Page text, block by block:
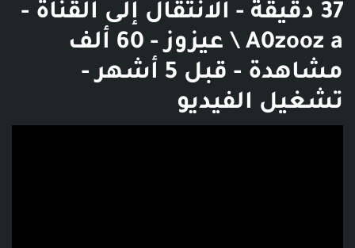
37 دقيقة - الانتقال إلى القناة -
A0zooz a \ عيزوز - 60 ألف
مشاهدة - قبل 5 أشهر -
تشغيل الفيديو